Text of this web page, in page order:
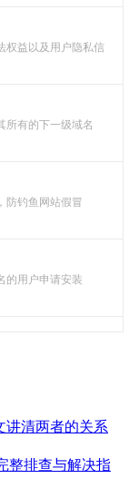
权益以及用户隐私信
所有的下一级域名
防钓鱼网站假冒
的用户申请安装
讲清两者的关系
整排查与解决指